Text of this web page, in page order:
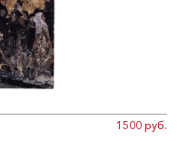
1500 руб.